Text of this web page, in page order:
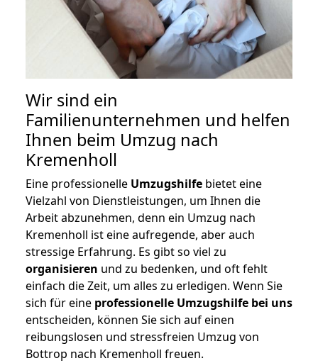
Wir sind ein
Familienunternehmen und helfen
Ihnen beim Umzug nach
Kremenholl
Eine professionelle Umzugshilfe bietet eine
Vielzahl von Dienstleistungen, um Ihnen die
Arbeit abzunehmen, denn ein Umzug nach
Kremenholl ist eine aufregende, aber auch
stressige Erfahrung. Es gibt so viel zu
organisieren und zu bedenken, und oft fehlt
einfach die Zeit, um alles zu erledigen. Wenn Sie
sich für eine professionelle Umzugshilfe bei uns
entscheiden, können Sie sich auf einen
reibungslosen und stressfreien Umzug von
Bottrop nach Kremenholl freuen.